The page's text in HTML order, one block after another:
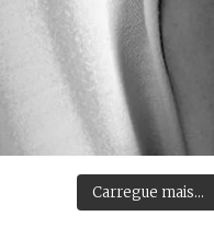
Carregue mais…